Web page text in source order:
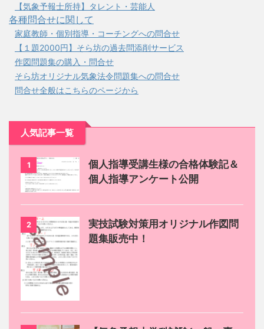
【気象予報士所持】タレント・芸能人
各種問合せに関して
家庭教師・個別指導・コーチングへの問合せ
【１題2000円】そら坊の過去問添削サービス
作図問題集の購入・問合せ
そら坊オリジナル気象法令問題集への問合せ
問合せ全般はこちらのページから
人気記事一覧
1
個人指導受講生様の合格体験記＆
個人指導アンケート公開
2
実技試験対策用オリジナル作図問
題集販売中！